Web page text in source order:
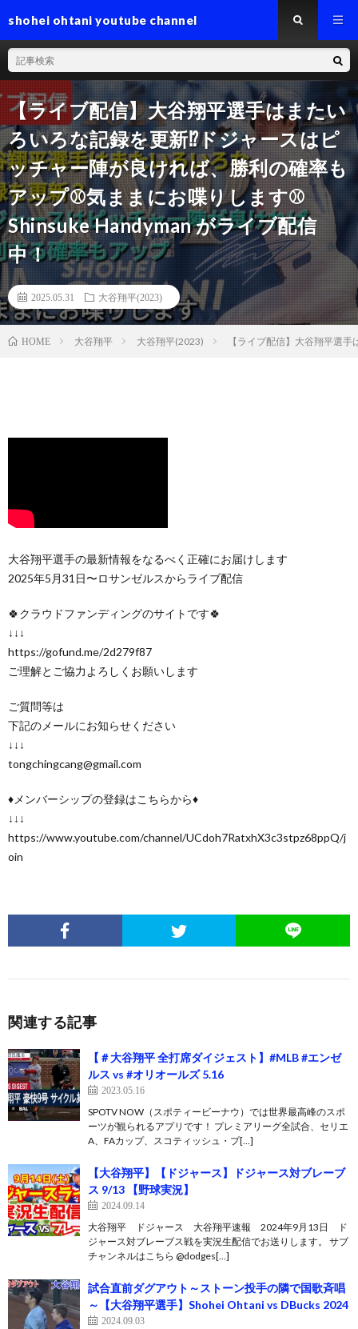
shohei ohtani youtube channel
【ライブ配信】大谷翔平選手はまたい
ろいろな記録を更新⁉️ドジャースはピ
ッチャー陣が良ければ、勝利の確率も
アップ⚾️気ままにお喋りします⚾️
Shinsuke Handyman がライブ配信
中！
2025.05.31 大谷翔平(2023)
HOME 大谷翔平 大谷翔平(2023) 【ライブ配信】大谷翔平選
大谷翔平選手の最新情報をなるべく正確にお届けします
2025年5月31日〜ロサンゼルスからライブ配信
🍀クラウドファンディングのサイトです🍀
↓↓↓
https://gofund.me/2d279f87
ご理解とご協力よろしくお願いします
ご質問等は
下記のメールにお知らせください
↓↓↓
tongchingcang@gmail.com
♦️メンバーシップの登録はこちらから♦️
↓↓↓
https://www.youtube.com/channel/UCdoh7RatxhX3c3stpz68ppQ/j
oin
関連する記事
【＃大谷翔平 全打席ダイジェスト】#MLB #エンゼ
ルス vs #オリオールズ 5.16
2023.05.16
SPOTV NOW（スポティービーナウ）では世界最高峰のスポ
ーツが観られるアプリです！ プレミアリーグ全試合、セリエ
A、FAカップ、スコティッシュ・プ[…]
【大谷翔平】【ドジャース】ドジャース対ブレーブ
ス 9/13 【野球実況】
2024.09.14
大谷翔平 ドジャース 大谷翔平速報 2024年9月13日 ド
ジャース対ブレーブス戦を実況生配信でお送りします。 サブ
チャンネルはこちら @dodges[…]
試合直前ダグアウト～ストーン投手の隣で国歌斉唱
～【大谷翔平選手】Shohei Ohtani vs DBucks 2024
2024.09.03